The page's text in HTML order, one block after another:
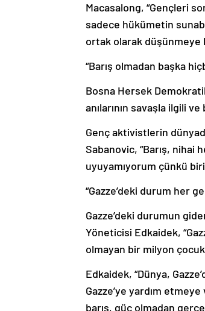
Macasalong, “Gençleri
sadece hükümetin
ortak olarak düşünmeye
“Barış olmadan başka
Bosna Hersek
anılarının savaşla ilgili
Genç aktivistlerin
Sabanovic, “Barış, nihai
uyuyamıyorum çünkü
“Gazze’deki durum her
Gazze’deki durumun
Yöneticisi Edkaidek,
olmayan bir milyon
Edkaidek, “Dünya,
Gazze’ye yardım
barış, güç olmadan